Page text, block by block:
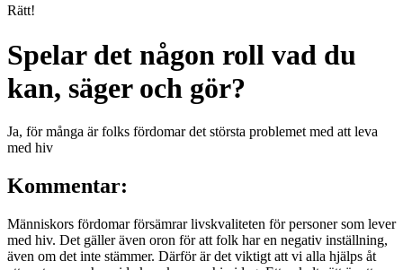
Rätt!
Spelar det någon roll vad du
kan, säger och gör?
Ja, för många är folks fördomar det största problemet med att leva
med hiv
Kommentar:
Människors fördomar försämrar livskvaliteten för personer som lever
med hiv. Det gäller även oron för att folk har en negativ inställning,
även om det inte stämmer. Därför är det viktigt att vi alla hjälps åt